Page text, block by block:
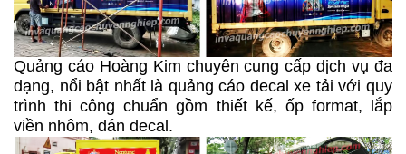
Quảng cáo Hoàng Kim chuyên cung cấp dịch vụ đa
dạng, nổi bật nhất là quảng cáo decal xe tải với quy
trình thi công chuẩn gồm thiết kế, ốp format, lắp
viền nhôm, dán decal.